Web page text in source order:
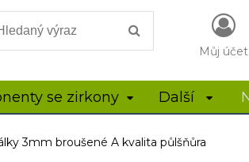
Můj účet
se zirkony Další
3mm broušené A kvalita půlšňůra